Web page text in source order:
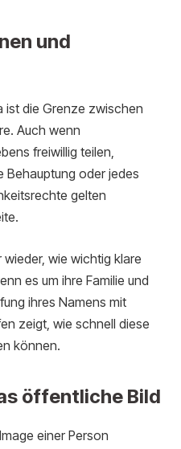
und
ist die Grenze zwischen
Auch wenn
freiwillig teilen,
Behauptung oder jedes
gelten
wie wichtig klare
es um ihre Familie und
ihres Namens mit
zeigt, wie schnell diese
können.
öffentliche Bild
einer Person